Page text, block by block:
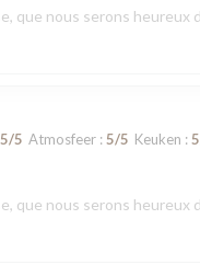
que nous serons heureux
5/5 Atmosfeer: 5/5 Keuken : 5
que nous serons heureux